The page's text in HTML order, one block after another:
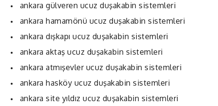
ankara gülveren ucuz duşakabin sistemleri
ankara hamamönü ucuz duşakabin sistemleri
ankara dışkapı ucuz duşakabin sistemleri
ankara aktaş ucuz duşakabin sistemleri
ankara atmışevler ucuz duşakabin sistemleri
ankara hasköy ucuz duşakabin sistemleri
ankara site yıldız ucuz duşakabin sistemleri